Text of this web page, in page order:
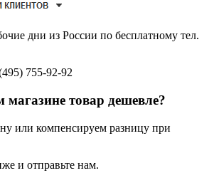
дни из России по бесплатному тел.
755-92-92
товар дешевле?
или компенсируем разницу при
и отправьте нам.